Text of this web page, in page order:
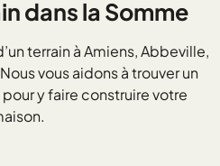
dans la Somme
terrain à Amiens, Abbeville,
vous aidons à trouver un
y faire construire votre